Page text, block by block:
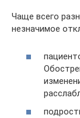
Чаще всего
незначимое